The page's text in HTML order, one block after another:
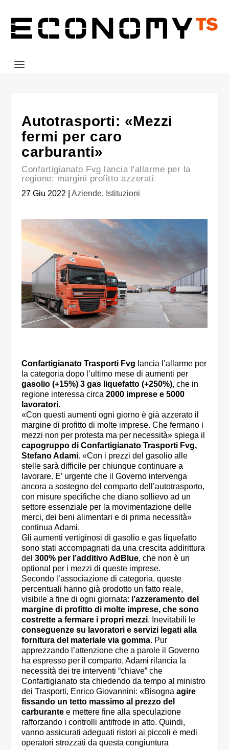
Autotrasporti: «Mezzi
fermi per caro
carburanti»
Confartigianato Fvg lancia l'allarme per la
regione: margini profitto azzerati
27 Giu 2022 |Aziende, Istituzioni
Confartigianato Trasporti Fvg lancia l’allarme per
la categoria dopo l’ultimo mese di aumenti per
gasolio (+15%) 3 gas liquefatto (+250%), che in
regione interessa circa2000 imprese e 5000
lavoratori.
«Con questi aumenti ogni giorno è già azzerato il
margine di profitto di molte imprese. Che fermano i
mezzi non per protesta ma per necessità» spiega il
capogruppo di Confartigianato Trasporti Fvg,
Stefano Adami. «Con i prezzi del gasolio alle
stelle sarà difficile per chiunque continuare a
lavorare. E’ urgente che il Governo intervenga
ancora a sostegno del comparto dell’autotrasporto,
con misure specifiche che diano sollievo ad un
settore essenziale per la movimentazione delle
merci, dei beni alimentari e di prima necessità»
continua Adami.
Gli aumenti vertiginosi di gasolio e gas liquefatto
sono stati accompagnati da una crescita addirittura
del300% per l’additivo AdBlue, che non è un
optional per i mezzi di queste imprese.
Secondo l’associazione di categoria, queste
percentuali hanno già prodotto un fatto reale,
visibile a fine di ogni giornata: l’azzeramento del
margine di profitto di molte imprese, che sono
costrette a fermare i propri mezzi. Inevitabili le
conseguenze su lavoratori e servizi legati alla
fornitura del materiale via gomma. Pur
apprezzando l’attenzione che a parole il Governo
ha espresso per il comparto, Adami rilancia la
necessità dei tre interventi “chiave” che
Confartigianato sta chiedendo da tempo al ministro
dei Trasporti, Enrico Giovannini: «Bisognaagire
fissando un tetto massimo al prezzo del
carburante e mettere fine alla speculazione
rafforzando i controlli antifrode in atto. Quindi,
vanno assicurati adeguati ristori ai piccoli e medi
operatori strozzati da questa congiuntura